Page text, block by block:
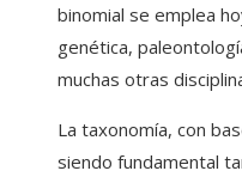
binomial se emplea
genética,
muchas otras
La taxonomía, con
siendo fundamental